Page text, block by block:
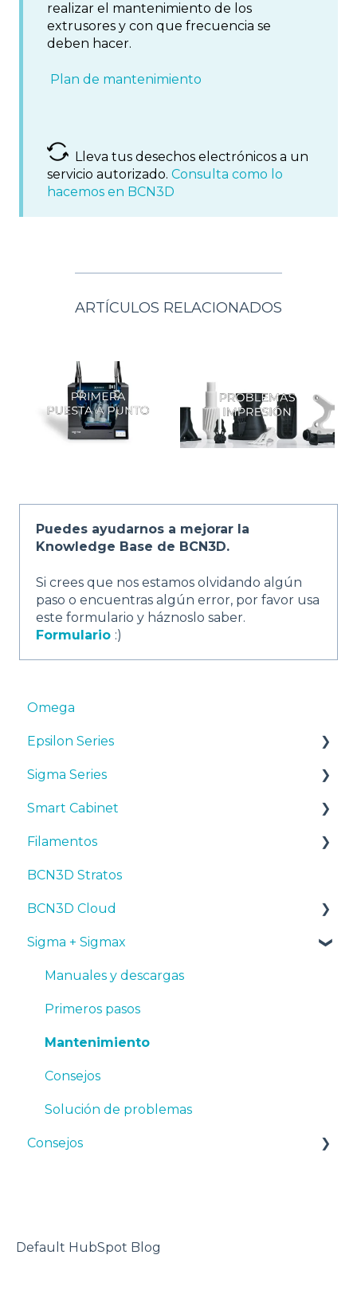
realizar el mantenimiento de los
extrusores y con que frecuencia se
deben hacer.
Plan de mantenimiento
Lleva tus desechos electrónicos a un
servicio autorizado. Consulta como lo
hacemos en BCN3D
ARTÍCULOS RELACIONADOS
Puedes ayudarnos a mejorar la
Knowledge Base de BCN3D.
Si crees que nos estamos olvidando algún
paso o encuentras algún error, por favor usa
este formulario y háznoslo saber.
Formulario :)
Omega
Epsilon Series
Manuales y Descargas
Primeros pasos
Mantenimiento
Consejos
Resolución de problemas
Sigma Series
Manuales y descargas
Primeros pasos
Mantenimiento
Consejos
Troubleshooting
Smart Cabinet
Manuales y Descargas
Primeros pasos
Mantenimiento
Resolución de problemas
Filamentos
Consejos
PLA
Tough PLA
TPU
PET-G
BVOH
PVA
ABS
PP
PP GF30
BCN3D Stratos
BCN3D Cloud
BCN3D Cloud Teams
Sigma + Sigmax
Manuales y descargas
Primeros pasos
Mantenimiento
Consejos
Solución de problemas
Consejos
Default HubSpot Blog